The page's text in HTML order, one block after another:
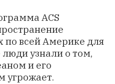
ACS
по всей Америке для
узнали о том,
и его
угрожает.